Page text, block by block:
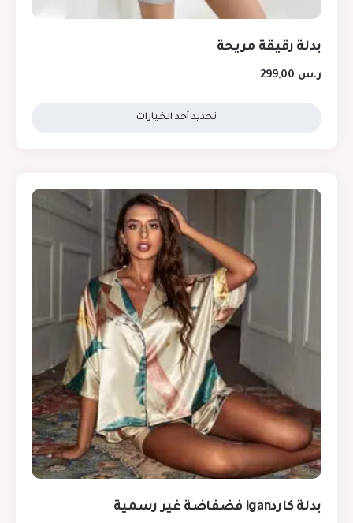
بدلة رقيقة مريحة
ر.س
تحديد أحد الخيارات
بدلة كاردigan فضفاضة غير رسمية